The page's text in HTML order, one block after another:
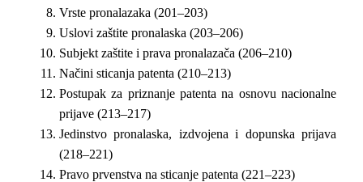
Vrste pronalazaka (201–203)
Uslovi zaštite pronalaska (203–206)
Subjekt zaštite i prava pronalazača (206–210)
Načini sticanja patenta (210–213)
Postupak za priznanje patenta na osnovu nacionalne
prijave (213–217)
Jedinstvo pronalaska, izdvojena i dopunska prijava
(218–221)
Pravo prvenstva na sticanje patenta (221–223)